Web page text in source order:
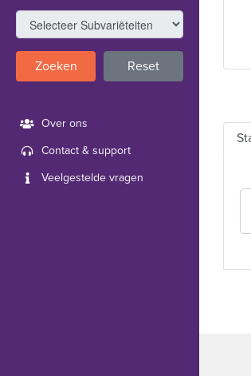
Zoeken Reset
Over ons
Contact & support
Veelgestelde vragen